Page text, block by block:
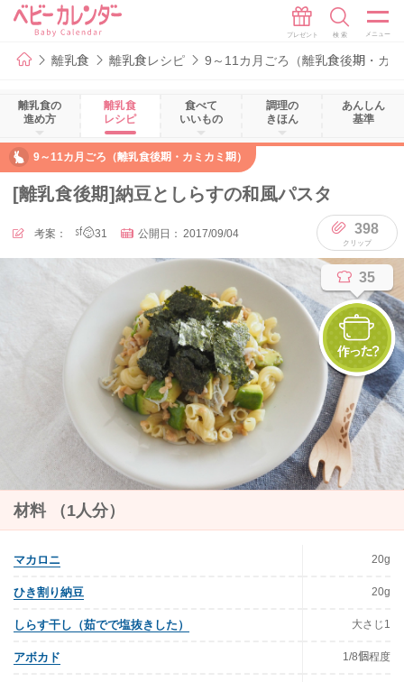
離乳食 離乳食レシピ 9～11カ月ごろ（離乳食後期・カ
離乳食の
進め方
離乳食
レシピ
食べて
いいもの
調理の
きほん
あんしん
基準
9～11カ月ごろ（離乳食後期・カミカミ期）
[離乳食後期]納豆としらすの和風パスタ
考案： sfbaby31 公開日： 2017/09/04 398
35
材料 （1人分）
マカロニ 20g
ひき割り納豆 20g
しらす干し（茹でで塩抜きした） 大さじ1
アボカド 1/8個程度